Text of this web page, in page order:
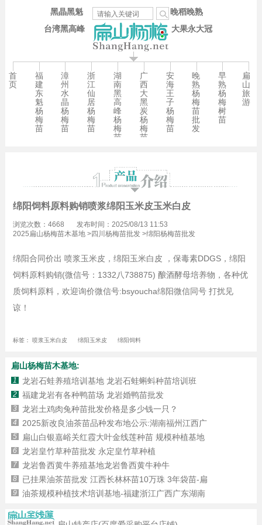
台湾黑高峰
晚稻晚熟
大果永大冠
黑晶黑魁
首
页
福
建
东
魁
杨
梅
苗
漳
州
水
晶
杨
梅
苗
浙
江
仙
居
杨
梅
苗
湖
南
黑
高
峰
杨
梅
苗
广
西
大
黑
炭
杨
梅
苗
安
海
王
子
杨
梅
苗
晚
熟
杨
梅
苗
批
发
早
熟
杨
梅
树
苗
扁
山
旅
游
绵阳饲料原料购销喷浆绵阳玉米皮玉米白皮
浏览次数：4668
发布时间：2025/08/13 11:53
2025扁山杨梅苗木基地>四川杨梅苗批发>绵阳杨梅苗批发
绵阳合同价出 喷浆玉米皮，绵阳玉米白皮 ，保毒素DDGS，绵阳
饲料原料购销(微信号：1332八738875) 酿酒酵母培养物，各种优
质饲料原料，欢迎询价微信号:bsyoucha绵阳微信同号 打扰见
谅！
标签： 喷浆玉米白皮 绵阳玉米皮 绵阳饲料
扁山杨梅苗木基地:
1 龙岩石蛙养殖培训基地 龙岩石蛙蝌蚪种苗培训班
2 福建龙岩有各种鸭苗场 龙岩婚鸭苗批发
3 龙岩土鸡肉兔种苗批发价格是多少钱一只？
4 2025新改良油茶苗品种发布地公示:湖南福州江西广
5 扁山白银嘉峪关红霞大叶金线莲种苗 规模种植基地
6 龙岩皇竹草种苗批发 永定皇竹草种植
7 龙岩鲁西黄牛养殖基地龙岩鲁西黄牛种牛
8 已挂果油茶苗批发 江西长林杯苗10万珠 3年袋苗-扁
9 油茶规模种植技术培训基地-福建浙江广西广东湖南